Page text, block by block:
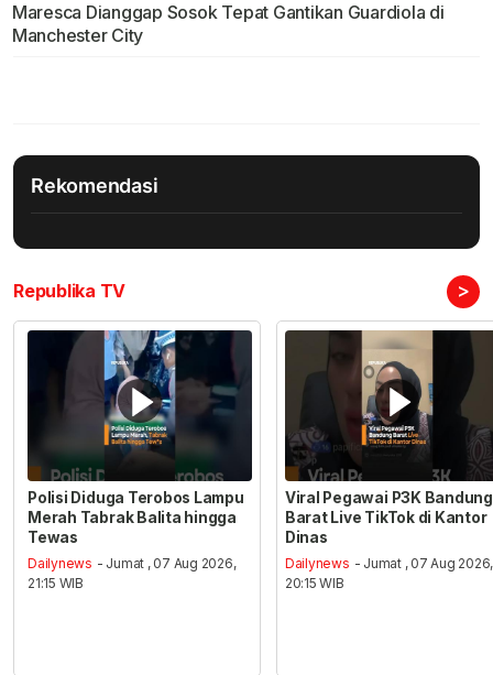
Maresca Dianggap Sosok Tepat Gantikan Guardiola di
Manchester City
Rekomendasi
Republika TV >
Polisi Diduga Terobos Lampu
Merah Tabrak Balita hingga
Tewas
Dailynews - Jumat , 07 Aug 2026,
21:15 WIB
Viral Pegawai P3K Bandung
Barat Live TikTok di Kantor
Dinas
Dailynews - Jumat , 07 Aug 2026,
20:15 WIB